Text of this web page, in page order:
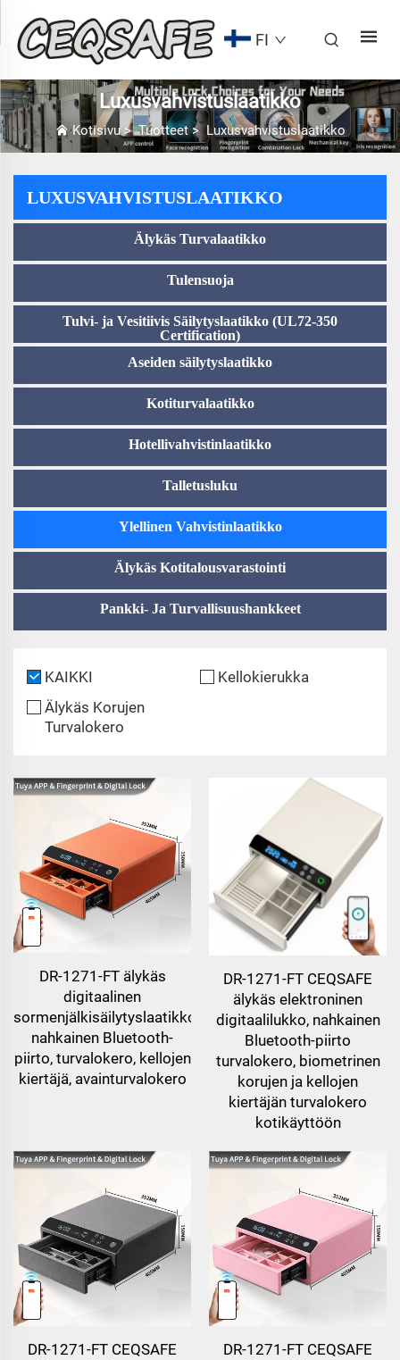
FI
Luxusvahvistuslaatikko
Kotisivu>Tuotteet> Luxusvahvistuslaatikko
LUXUSVAHVISTUSLAATIKKO
Älykäs Turvalaatikko
Tulensuoja
Tulvi- ja Vesitiivis Säilytyslaatikko (UL72-350
Certification)
Aseiden säilytyslaatikko
Kotiturvalaatikko
Hotellivahvistinlaatikko
Talletusluku
Ylellinen Vahvistinlaatikko
Älykäs Kotitalousvarastointi
Pankki- Ja Turvallisuushankkeet
KAIKKI
Kellokierukka
Älykäs Korujen
Turvalokero
DR-1271-FT älykäs
digitaalinen
sormenjälkisäilytyslaatikko,
nahkainen Bluetooth-
piirto, turvalokero, kellojen
kiertäjä, avainturvalokero
DR-1271-FT CEQSAFE
älykäs elektroninen
digitaalilukko, nahkainen
Bluetooth-piirto
turvalokero, biometrinen
korujen ja kellojen
kiertäjän turvalokero
kotikäyttöön
DR-1271-FT CEQSAFE
DR-1271-FT CEQSAFE